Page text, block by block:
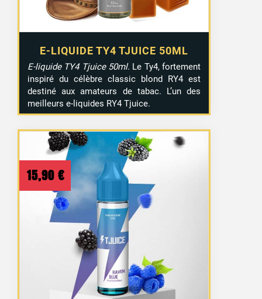
E-LIQUIDE TY4 TJUICE 50ML
E-liquide TY4 Tjuice 50ml. Le Ty4, fortement
inspiré du célèbre classic blond RY4 est
destiné aux amateurs de tabac. L’un des
meilleurs e-liquides RY4 Tjuice.
15,90 €